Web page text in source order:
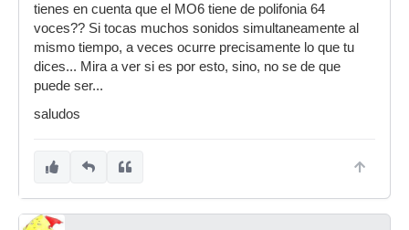
tienes en cuenta que el MO6 tiene de polifonia 64
voces?? Si tocas muchos sonidos simultaneamente al
mismo tiempo, a veces ocurre precisamente lo que tu
dices... Mira a ver si es por esto, sino, no se de que
puede ser...
saludos